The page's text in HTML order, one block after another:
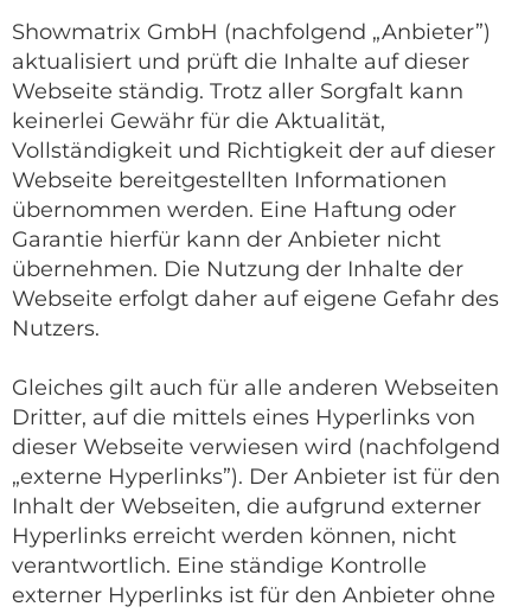
Showmatrix GmbH (nachfolgend „Anbieter”)
aktualisiert und prüft die Inhalte auf dieser
Webseite ständig. Trotz aller Sorgfalt kann
keinerlei Gewähr für die Aktualität,
Vollständigkeit und Richtigkeit der auf dieser
Webseite bereitgestellten Informationen
übernommen werden. Eine Haftung oder
Garantie hierfür kann der Anbieter nicht
übernehmen. Die Nutzung der Inhalte der
Webseite erfolgt daher auf eigene Gefahr des
Nutzers.
Gleiches gilt auch für alle anderen Webseiten
Dritter, auf die mittels eines Hyperlinks von
dieser Webseite verwiesen wird (nachfolgend
„externe Hyperlinks”). Der Anbieter ist für den
Inhalt der Webseiten, die aufgrund externer
Hyperlinks erreicht werden können, nicht
verantwortlich. Eine ständige Kontrolle
externer Hyperlinks ist für den Anbieter ohne